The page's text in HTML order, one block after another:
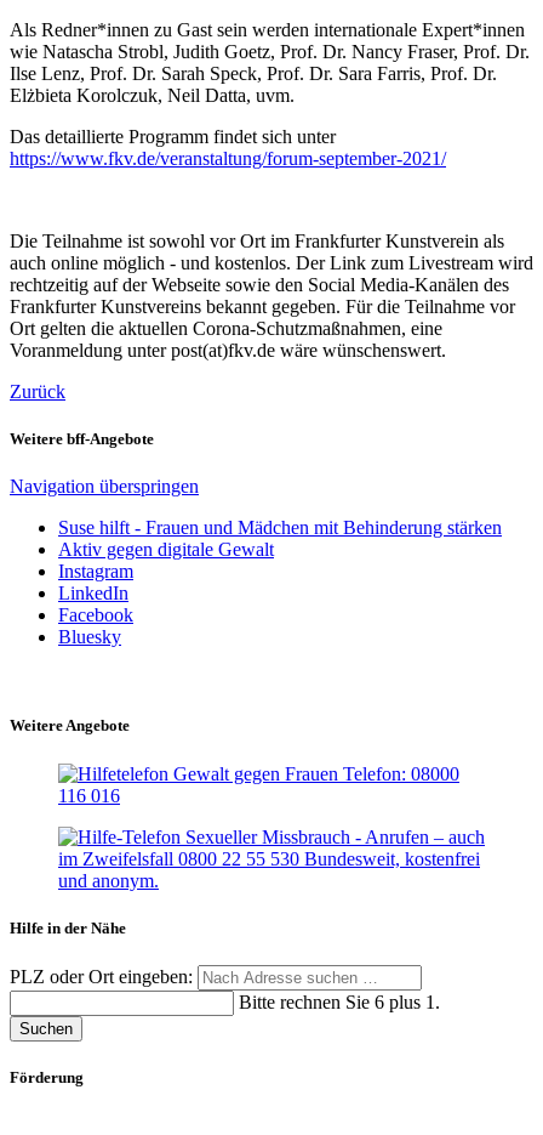
Als Redner*innen zu Gast sein werden internationale Expert*innen
wie Natascha Strobl, Judith Goetz, Prof. Dr. Nancy Fraser, Prof. Dr.
Ilse Lenz, Prof. Dr. Sarah Speck, Prof. Dr. Sara Farris, Prof. Dr.
Elżbieta Korolczuk, Neil Datta, uvm.
Das detaillierte Programm findet sich unter
https://www.fkv.de/veranstaltung/forum-september-2021/
Die Teilnahme ist sowohl vor Ort im Frankfurter Kunstverein als
auch online möglich - und kostenlos. Der Link zum Livestream wird
rechtzeitig auf der Webseite sowie den Social Media-Kanälen des
Frankfurter Kunstvereins bekannt gegeben. Für die Teilnahme vor
Ort gelten die aktuellen Corona-Schutzmaßnahmen, eine
Voranmeldung unter post(at)fkv.de wäre wünschenswert.
Zurück
Weitere bff-Angebote
Navigation überspringen
Suse hilft - Frauen und Mädchen mit Behinderung stärken
Aktiv gegen digitale Gewalt
Instagram
LinkedIn
Facebook
Bluesky
Weitere Angebote
Hilfe in der Nähe
PLZ oder Ort eingeben:
Bitte rechnen Sie 6 plus 1.
Suchen
Förderung